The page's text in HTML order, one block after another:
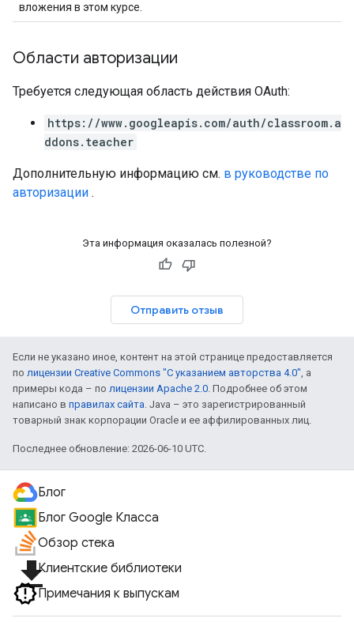
вложения в этом курсе.
Области авторизации
Требуется следующая область действия OAuth:
https://www.googleapis.com/auth/classroom.a
ddons.teacher
Дополнительную информацию см. в руководстве по
авторизации .
Эта информация оказалась полезной?
Отправить отзыв
Если не указано иное, контент на этой странице предоставляется
по лицензии Creative Commons "С указанием авторства 4.0", а
примеры кода – по лицензии Apache 2.0. Подробнее об этом
написано в правилах сайта. Java – это зарегистрированный
товарный знак корпорации Oracle и ее аффилированных лиц.
Последнее обновление: 2026-06-10 UTC.
Блог
Блог Google Класса
Обзор стека
file_downloadКлиентские библиотеки
Примечания к выпускам